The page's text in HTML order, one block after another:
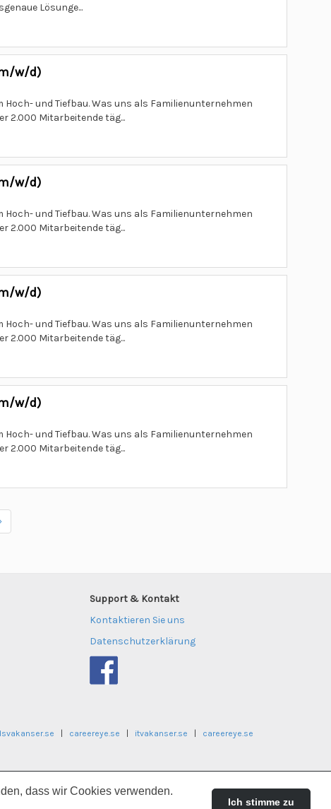
dass wir Cookies verwenden.
Ich stimme zu
Lösunge...
w/d)
und Tiefbau. Was uns als Familienunternehmen
2.000 Mitarbeitende täg...
w/d)
und Tiefbau. Was uns als Familienunternehmen
2.000 Mitarbeitende täg...
w/d)
und Tiefbau. Was uns als Familienunternehmen
2.000 Mitarbeitende täg...
w/d)
und Tiefbau. Was uns als Familienunternehmen
2.000 Mitarbeitende täg...
›
Support & Kontakt
Kontaktieren Sie uns
Datenschutzerklärung
careereye.se itvakanser.se careereye.se